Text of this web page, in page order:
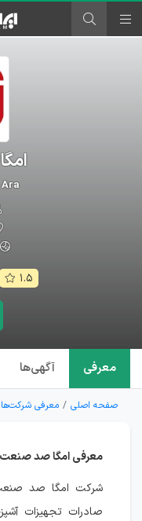
۱.۵
معرفی آگهی‌ها
صفحه اصلی معرفی شرکت‌ها
معرفی امگا صد صنعت
صادرات تجهیزات